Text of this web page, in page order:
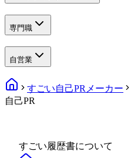
専門職
自営業
すごい自己PRメーカー
自己PR
すごい履歴書について